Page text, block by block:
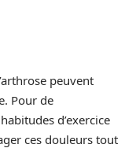
peuvent
Pour de
d’exercice
ces douleurs tout